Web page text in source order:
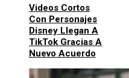
Videos Cortos
Con Personajes
Disney Llegan A
TikTok Gracias A
Nuevo Acuerdo